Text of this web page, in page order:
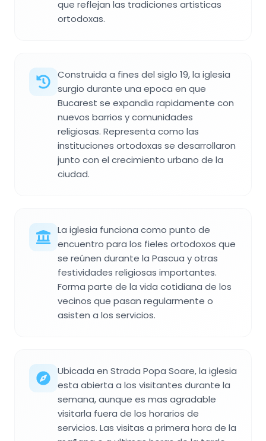
que reflejan las tradiciones artisticas
ortodoxas.
Construida a fines del siglo 19, la iglesia
surgio durante una epoca en que
Bucarest se expandia rapidamente con
nuevos barrios y comunidades
religiosas. Representa como las
instituciones ortodoxas se desarrollaron
junto con el crecimiento urbano de la
ciudad.
La iglesia funciona como punto de
encuentro para los fieles ortodoxos que
se reúnen durante la Pascua y otras
festividades religiosas importantes.
Forma parte de la vida cotidiana de los
vecinos que pasan regularmente o
asisten a los servicios.
Ubicada en Strada Popa Soare, la iglesia
esta abierta a los visitantes durante la
semana, aunque es mas agradable
visitarla fuera de los horarios de
servicios. Las visitas a primera hora de la